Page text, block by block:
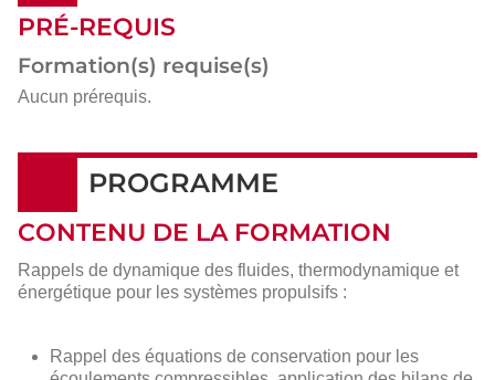
PRÉ-REQUIS
Formation(s) requise(s)
Aucun prérequis.
PROGRAMME
CONTENU DE LA FORMATION
Rappels de dynamique des fluides, thermodynamique et
énergétique pour les systèmes propulsifs :
Rappel des équations de conservation pour les